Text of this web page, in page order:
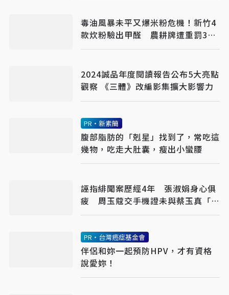
毒油風暴未平又爆米粉危機！新竹4
款炊粉驗出甲醛 農耕牌遭重罰384
萬
2024誠品年度閱讀報告公布5大亮點
觀察 《三體》改編影集擴大影響力
PR・新素簡
腹部脂肪的「剋星」找到了，常吃這
幾物，吃走大肚囊，瘦出小蠻腰
誣指緋聞案歷經4年 張淑娟身心俱
疲 周玉蔻交手機證未與蔡玉真「預
謀」
PR・台灣癌症基金會
伴侶和妳一起預防HPV，才有資格
說愛妳！